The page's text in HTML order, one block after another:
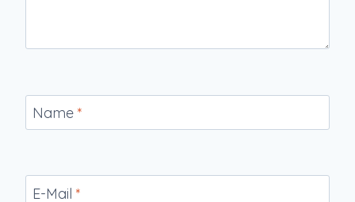
Name *
E-Mail *